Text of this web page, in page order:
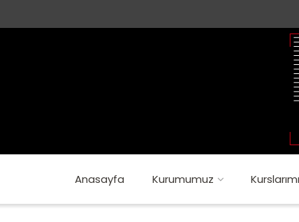
Anasayfa Kurumumuz